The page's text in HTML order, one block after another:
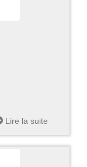
Lire la suite